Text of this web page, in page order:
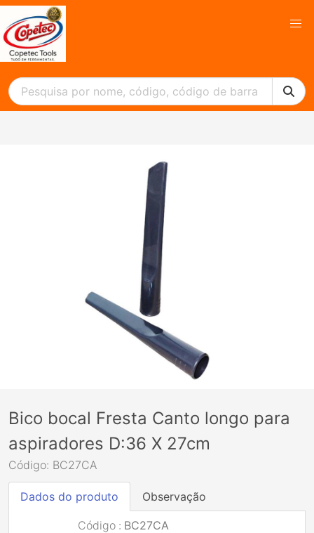
Bico bocal Fresta Canto longo para
aspiradores D:36 X 27cm
Código: BC27CA
Dados do produto Observação
Código : BC27CA